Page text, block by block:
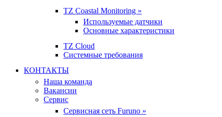
TZ Coastal Monitoring »
Используемые датчики
Основные характеристики
TZ Cloud
Системные требования
КОНТАКТЫ
Наша команда
Вакансии
Сервис
Сервисная сеть Furuno »